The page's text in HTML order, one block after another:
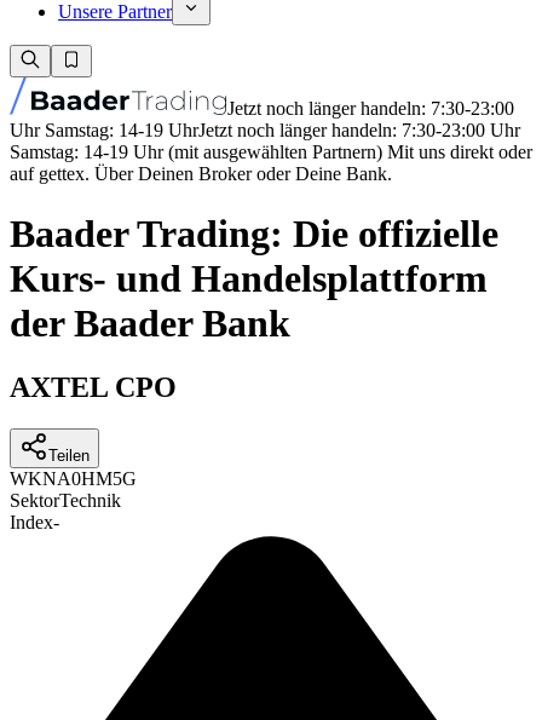
Unsere Partner
Jetzt noch länger handeln: 7:30-23:00
Uhr Samstag: 14-19 UhrJetzt noch länger handeln: 7:30-23:00 Uhr
Samstag: 14-19 Uhr (mit ausgewählten Partnern) Mit uns direkt oder
auf gettex. Über Deinen Broker oder Deine Bank.
Baader Trading: Die offizielle
Kurs- und Handelsplattform
der Baader Bank
AXTEL CPO
Teilen
WKNA0HM5G
SektorTechnik
Index-